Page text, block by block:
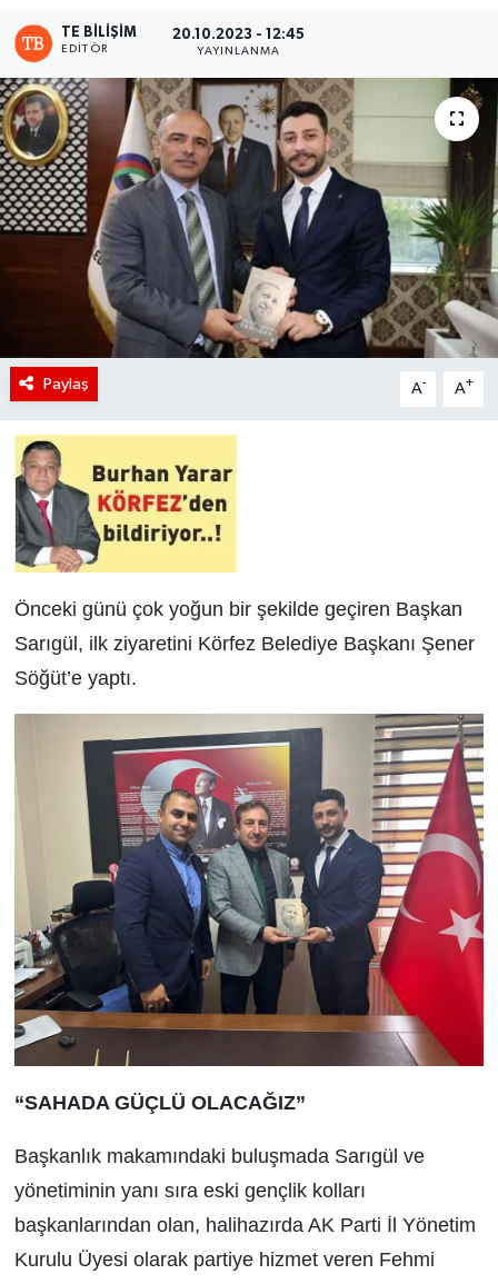
TE BILIŞIM
EDITÖR
20.10.2023 - 12:45
YAYINLANMA
Paylaş A- A+
Önceki günü çok yoğun bir şekilde geçiren Başkan
Sarıgül, ilk ziyaretini Körfez Belediye Başkanı Şener
Söğüt’e yaptı.
“SAHADA GÜÇLÜ OLACAĞIZ”
Başkanlık makamındaki buluşmada Sarıgül ve
yönetiminin yanı sıra eski gençlik kolları
başkanlarından olan, halihazırda AK Parti İl Yönetim
Kurulu Üyesi olarak partiye hizmet veren Fehmi